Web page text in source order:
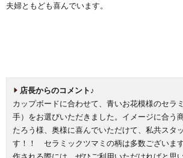
夫婦ともども喜んでいます。
店長からのコメント♪
カップボードに合わせて、青いお花模様のセラ
手）をお選びいただきました。イメージに合う
たろう様、奥様に喜んでいただけて、私共スタ
す！！ セラミックツマミの柄は多数ございま